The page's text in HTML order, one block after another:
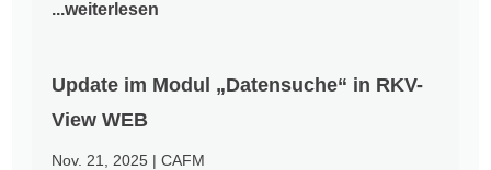
...weiterlesen
Update im Modul „Datensuche“ in RKV-
View WEB
Nov. 21, 2025 |CAFM